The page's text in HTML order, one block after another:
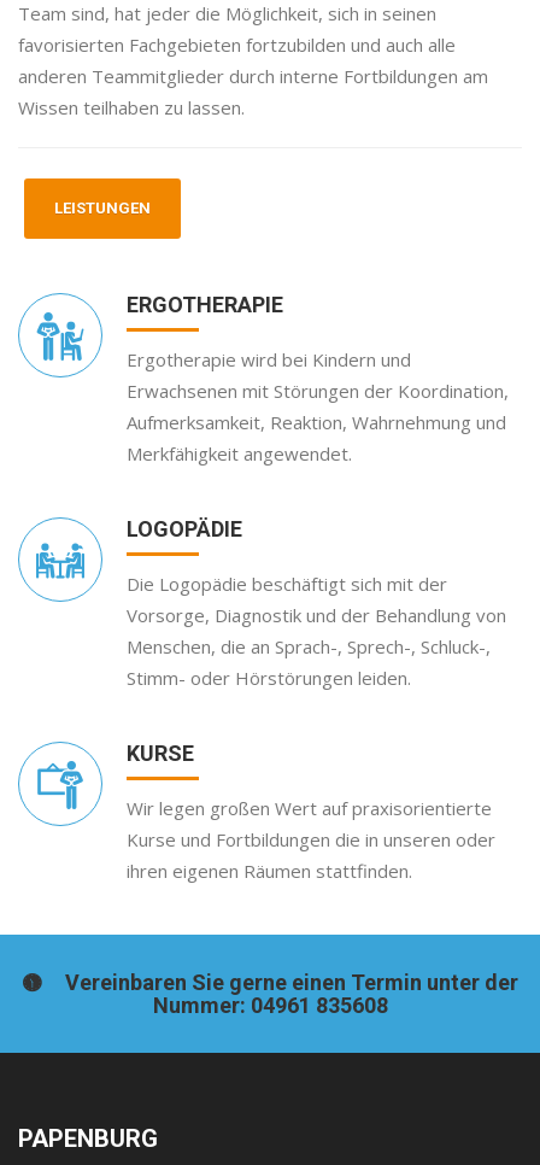
Team sind, hat jeder die Möglichkeit, sich in seinen
favorisierten Fachgebieten fortzubilden und auch alle
anderen Teammitglieder durch interne Fortbildungen am
Wissen teilhaben zu lassen.
LEISTUNGEN
ERGOTHERAPIE
Ergotherapie wird bei Kindern und
Erwachsenen mit Störungen der Koordination,
Aufmerksamkeit, Reaktion, Wahrnehmung und
Merkfähigkeit angewendet.
LOGOPÄDIE
Die Logopädie beschäftigt sich mit der
Vorsorge, Diagnostik und der Behandlung von
Menschen, die an Sprach-, Sprech-, Schluck-,
Stimm- oder Hörstörungen leiden.
KURSE
Wir legen großen Wert auf praxisorientierte
Kurse und Fortbildungen die in unseren oder
ihren eigenen Räumen stattfinden.
Vereinbaren Sie gerne einen Termin unter der
Nummer: 04961 835608
PAPENBURG